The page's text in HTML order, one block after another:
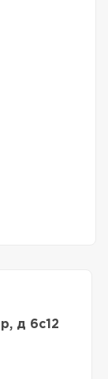
д 6с12